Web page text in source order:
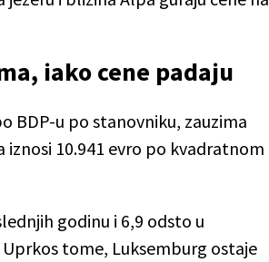
iako cene padaju
BDP-u po stanovniku, zauzima
10.941 evro po kvadratnom
godinu i 6,9 odsto u
tome, Luksemburg ostaje